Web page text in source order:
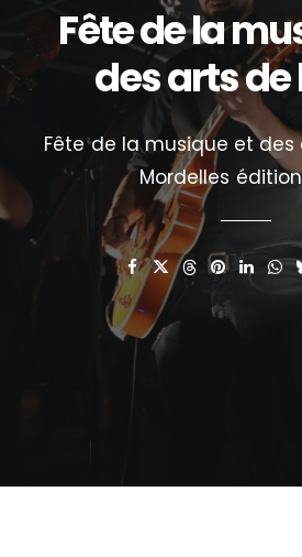
Billetterie
Fêtedela
desartsde
Fête de la musique et des
Mordelles édition